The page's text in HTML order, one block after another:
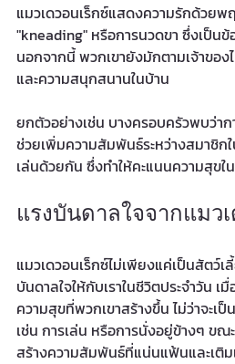
แมวเดวอนเร็กซ์แสดงความรักด้วยพ
"kneading" หรือการนวดขา ซึ่งเป็น
นอกจากนี้ พวกเขายังมักตามเจ้าขอ
และความสนุกสนานในบ้าน
ยกตัวอย่างเช่น บางครอบครัวพบว่าก
ช่วยเพิ่มความสัมพันธ์ระหว่างสมาชิกใ
เล่นด้วยกัน ซึ่งทำให้คะแนนความสุข
แรงบันดาลใจจากแมว
แมวเดวอนเร็กซ์ไม่เพียงแค่เป็นสัตว์
บันดาลใจให้กับเราในชีวิตประจำวัน เ
ความสุขที่พวกเขาสร้างขึ้น ไม่ว่าจะเ
เช่น การเล่น หรือการนั่งอยู่ข้างๆ ข
สร้างความสัมพันธ์ที่แน่นแฟ้นและเติม